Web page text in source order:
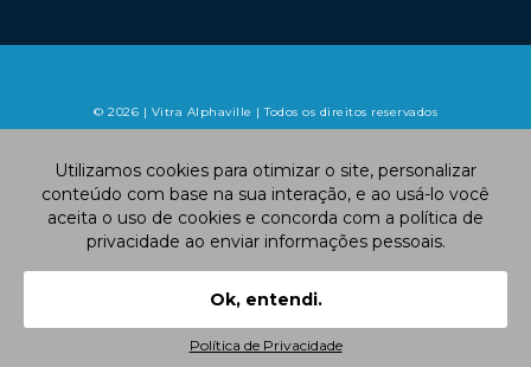
© 2026 | Vitra Alphaville | Todos os direitos reservados
Utilizamos cookies para otimizar o site, personalizar
conteúdo com base na sua interação, e ao usá-lo você
aceita o uso de cookies e concorda com a política de
privacidade ao enviar informações pessoais.
Ok, entendi.
Política de Privacidade
Atendimento por WhatsApp
Central de
Simule seu
Financiamento
Confira a